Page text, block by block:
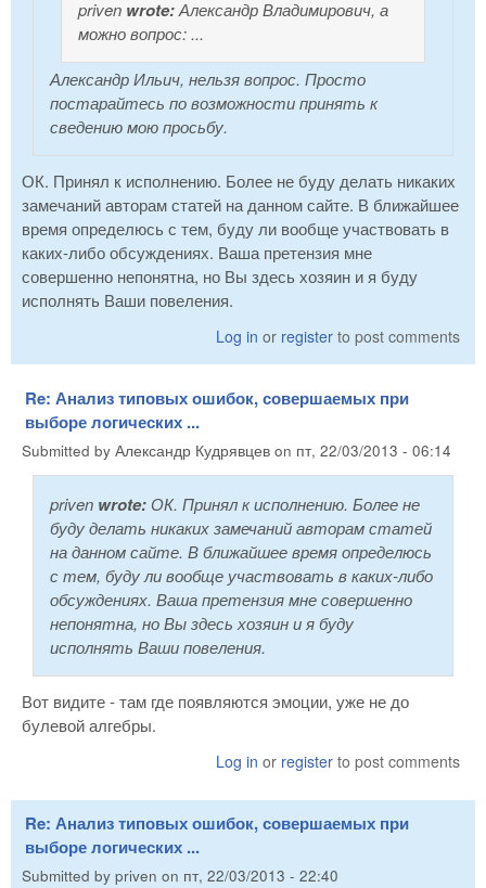
priven wrote:Александр Владимирович, а
можно вопрос: ...
Александр Ильич, нельзя вопрос. Просто
постарайтесь по возможности принять к
сведению мою просьбу.
ОК. Принял к исполнению. Более не буду делать никаких
замечаний авторам статей на данном сайте. В ближайшее
время определюсь с тем, буду ли вообще участвовать в
каких-либо обсуждениях. Ваша претензия мне
совершенно непонятна, но Вы здесь хозяин и я буду
исполнять Ваши повеления.
Log in or register to post comments
Re: Анализ типовых ошибок, совершаемых при
выборе логических ...
Submitted by Александр Кудрявцев on пт, 22/03/2013 - 06:14
priven wrote:ОК. Принял к исполнению. Более не
буду делать никаких замечаний авторам статей
на данном сайте. В ближайшее время определюсь
с тем, буду ли вообще участвовать в каких-либо
обсуждениях. Ваша претензия мне совершенно
непонятна, но Вы здесь хозяин и я буду
исполнять Ваши повеления.
Вот видите - там где появляются эмоции, уже не до
булевой алгебры.
Log in or register to post comments
Re: Анализ типовых ошибок, совершаемых при
выборе логических ...
Submitted by priven on пт, 22/03/2013 - 22:40